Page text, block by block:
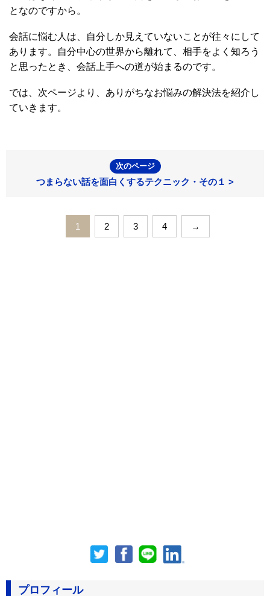
となのですから。
会話に悩む人は、自分しか見えていないことが往々にして
あります。自分中心の世界から離れて、相手をよく知ろう
と思ったとき、会話上手への道が始まるのです。
では、次ページより、ありがちなお悩みの解決法を紹介し
ていきます。
次のページ
つまらない話を面白くするテクニック・その１ >
1 2 3 4 →
プロフィール